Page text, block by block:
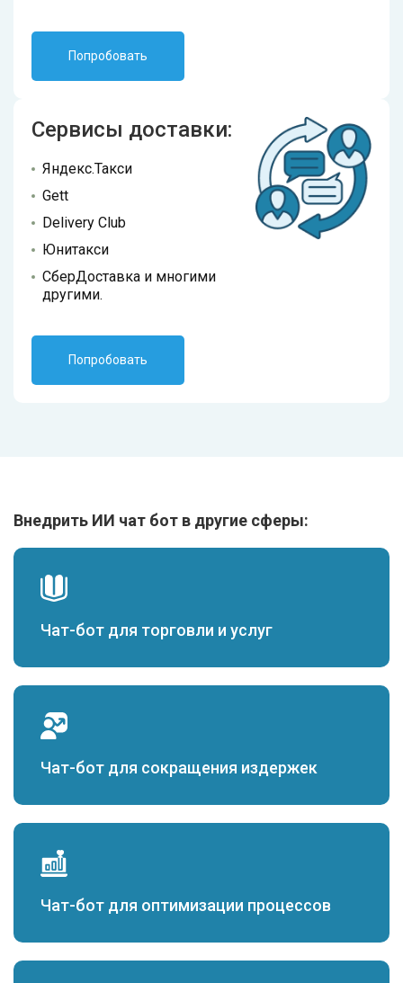
Попробовать
Сервисы доставки:
Яндекс.Такси
Gett
Delivery Club
Юнитакси
СберДоставка и многими
другими.
Попробовать
Внедрить ИИ чат бот в другие сферы:
Чат-бот для торговли и услуг
Чат-бот для сокращения издержек
Чат-бот для оптимизации процессов